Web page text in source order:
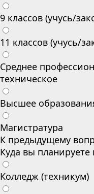
9 классов (учусь/
11 классов (учусь/
Среднее
техническое
Высшее
Магистратура
К предыдущему
Куда вы планируете
Колледж (техникум)